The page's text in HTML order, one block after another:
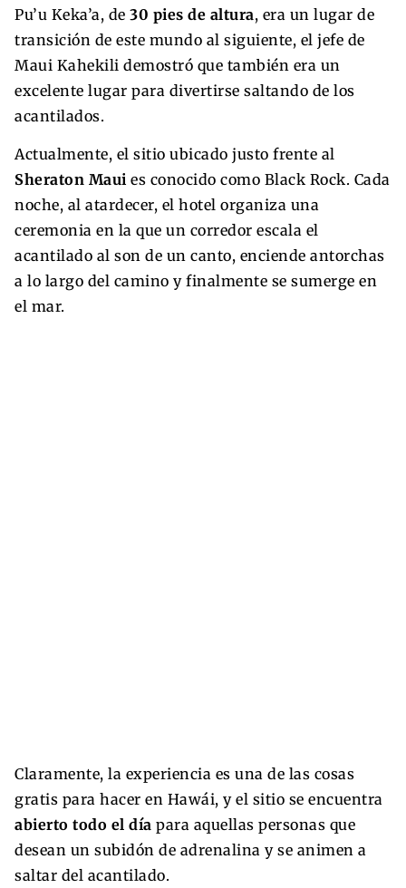
Pu’u Keka’a, de 30 pies de altura, era un lugar de
transición de este mundo al siguiente, el jefe de
Maui Kahekili demostró que también era un
excelente lugar para divertirse saltando de los
acantilados.
Actualmente, el sitio ubicado justo frente al
Sheraton Maui es conocido como Black Rock. Cada
noche, al atardecer, el hotel organiza una
ceremonia en la que un corredor escala el
acantilado al son de un canto, enciende antorchas
a lo largo del camino y finalmente se sumerge en
el mar.
Claramente, la experiencia es una de las cosas
gratis para hacer en Hawái, y el sitio se encuentra
abierto todo el día para aquellas personas que
desean un subidón de adrenalina y se animen a
saltar del acantilado.